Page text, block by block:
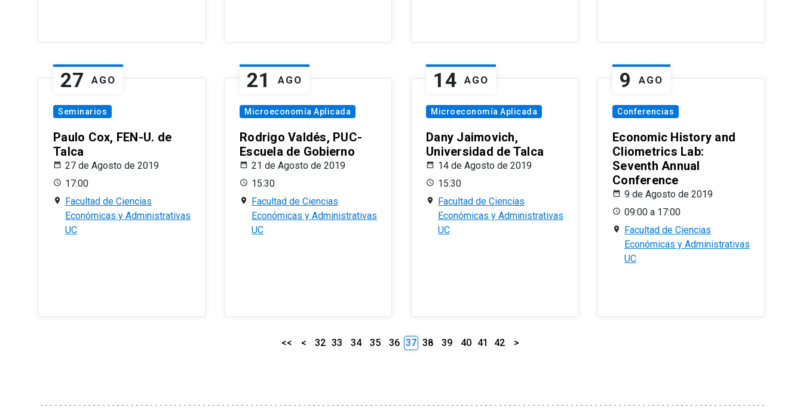
27 AGO
Seminarios
Paulo Cox, FEN-U. de
Talca
27 de Agosto de 2019
17:00
Facultad de Ciencias
Económicas y Administrativas
UC
21 AGO
Microeconomía Aplicada
Rodrigo Valdés, PUC-
Escuela de Gobierno
21 de Agosto de 2019
15:30
Facultad de Ciencias
Económicas y Administrativas
UC
14 AGO
Microeconomía Aplicada
Dany Jaimovich,
Universidad de Talca
14 de Agosto de 2019
15:30
Facultad de Ciencias
Económicas y Administrativas
UC
9 AGO
Conferencias
Economic History and
Cliometrics Lab:
Seventh Annual
Conference
9 de Agosto de 2019
09:00 a 17:00
Facultad de Ciencias
Económicas y Administrativas
UC
<< < 32 33 34 35 36 37 38 39 40 41 42 >